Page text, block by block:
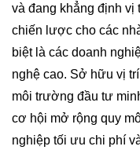
và đang khẳng định vị
chiến lược cho các
biệt là các doanh
nghệ cao. Sở hữu vị
môi trường đầu tư
cơ hội mở rộng quy
nghiệp tối ưu chi phí